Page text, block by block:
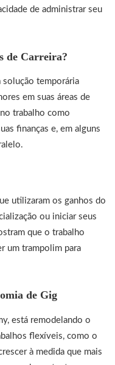
de administrar seu
de Carreira?
solução temporária
em suas áreas de
trabalho como
finanças e, em alguns
utilizaram os ganhos do
ou iniciar seus
que o trabalho
um trampolim para
de Gig
está remodelando o
flexíveis, como o
à medida que mais